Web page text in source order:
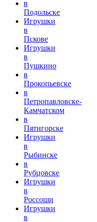
в
Подольске
Игрушки
в
Пскове
Игрушки
в
Пушкино
в
Прокопьевске
в
Петропавловске-
Камчатском
в
Пятигорске
Игрушки
в
Рыбинске
в
Рубцовске
Игрушки
в
Россоши
Игрушки
в